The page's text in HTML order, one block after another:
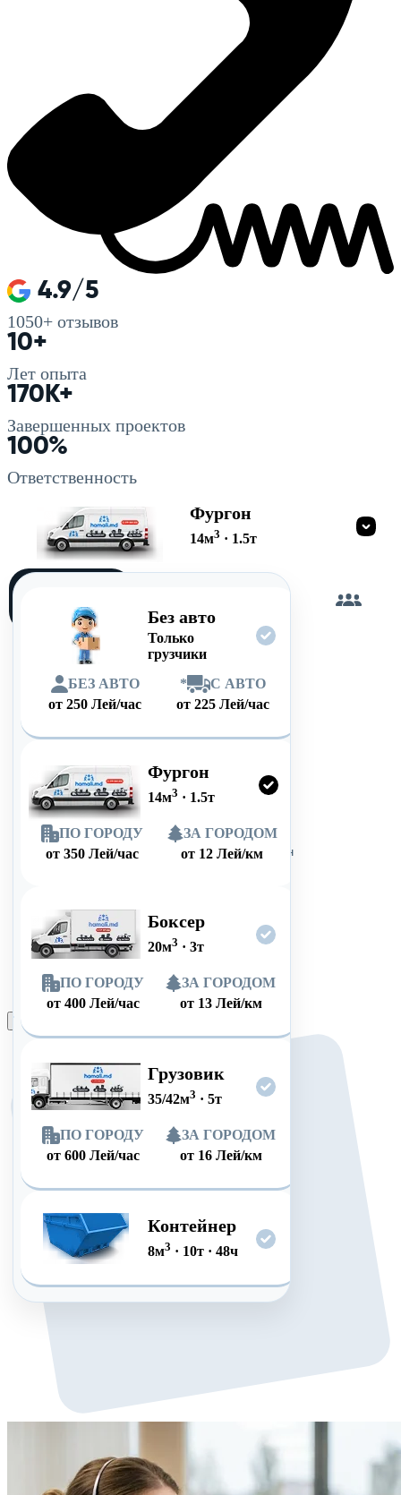
4.9/5
1050+ отзывов
10+
Лет опыта
170K+
Завершенных проектов
100%
Ответственность
Фургон
14м3 · 1.5т
Без авто
Только
грузчики
БЕЗ АВТО
от250 Лей/час
*
С АВТО
от 225 Лей/час
Фургон
14м3 · 1.5т
ПО ГОРОДУ
от 350 Лей/час
ЗА ГОРОДОМ
от 12 Лей/км
Боксер
20м3 · 3т
ПО ГОРОДУ
от 400 Лей/час
ЗА ГОРОДОМ
от 13 Лей/км
Грузовик
35/42м3 · 5т
ПО ГОРОДУ
от 600 Лей/час
ЗА ГОРОДОМ
от 16 Лей/км
Контейнер
8м3 · 10т· 48ч
Оформить заказ